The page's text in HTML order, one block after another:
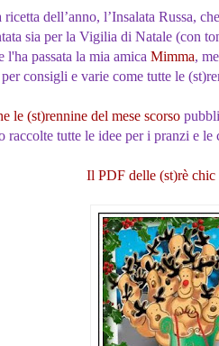
dell’anno, l’Insalata Russa,
sia per la Vigilia di Natale (con
l'ha passata la mia amica Mimma,
consigli e varie come tutte le
le (st)rennine del mese scorso
raccolte tutte le idee per i pranzi e
Il PDF delle (st)rè chic